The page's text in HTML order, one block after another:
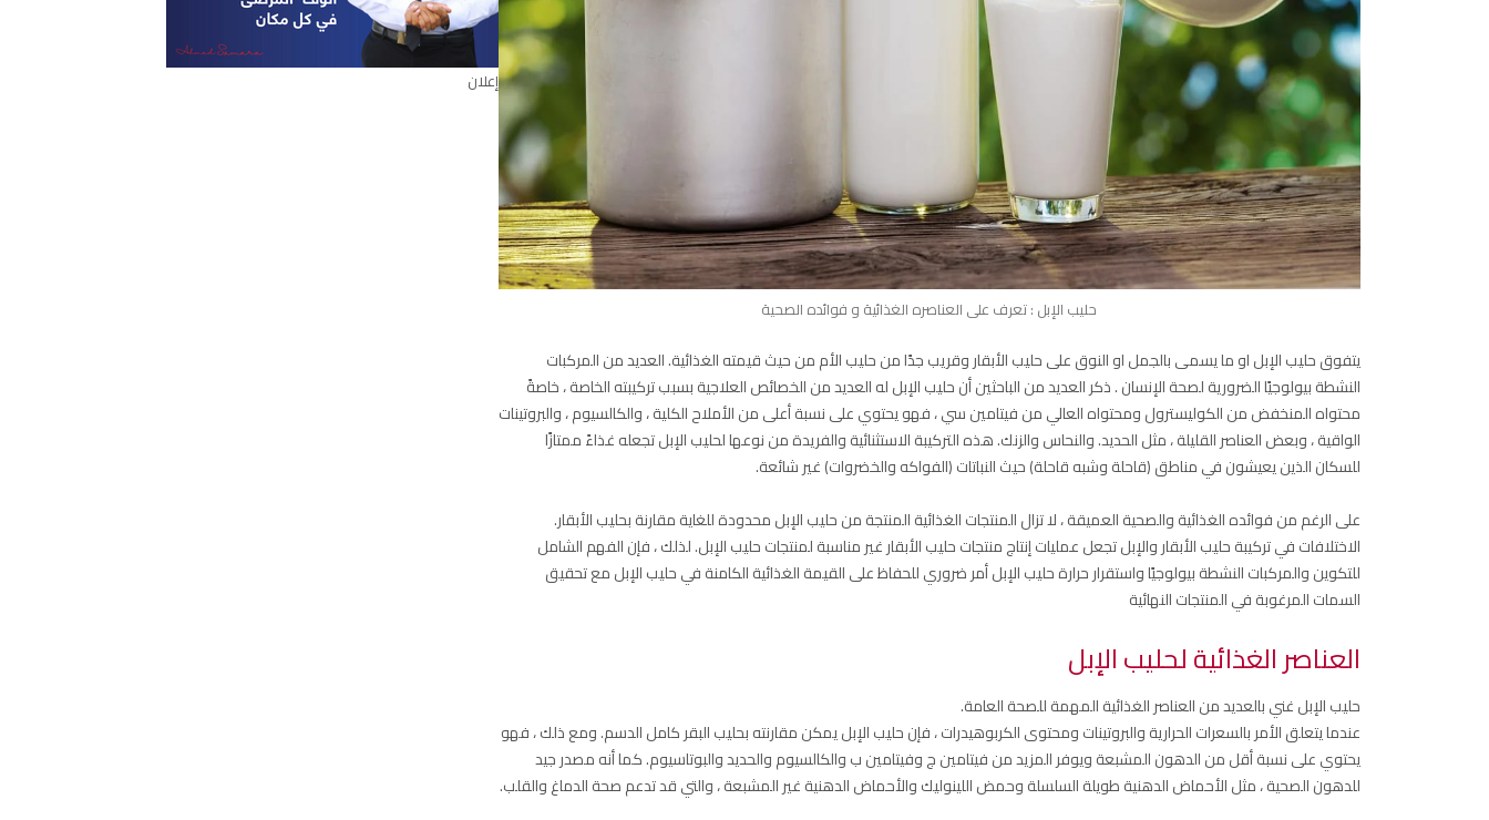
حليب الإبل : تعرف على العناصره الغذائية و فوائده الصحية
يتفوق حليب الإبل او ما يسمى بالجمل او النوق على حليب الأبقار وقريب جدًا من حليب الأم من حيث قيمته الغذائية. العديد من المركبات
النشطة بيولوجيًا الضرورية لصحة الإنسان . ذكر العديد من الباحثين أن حليب الإبل له العديد من الخصائص العلاجية بسبب تركيبته الخاصة ، خاصةً
محتواه المنخفض من الكوليسترول ومحتواه العالي من فيتامين سي ، فهو يحتوي على نسبة أعلى من الأملاح الكلية ، والكالسيوم ، والبروتينات
الواقية ، وبعض العناصر القليلة ، مثل الحديد. والنحاس والزنك. هذه التركيبة الاستثنائية والفريدة من نوعها لحليب الإبل تجعله غذاءً ممتازًا
للسكان الذين يعيشون في مناطق (قاحلة وشبه قاحلة) حيث النباتات (الفواكه والخضروات) غير شائعة.
على الرغم من فوائده الغذائية والصحية العميقة ، لا تزال المنتجات الغذائية المنتجة من حليب الإبل محدودة للغاية مقارنة بحليب الأبقار.
الاختلافات في تركيبة حليب الأبقار والإبل تجعل عمليات إنتاج منتجات حليب الأبقار غير مناسبة لمنتجات حليب الإبل. لذلك ، فإن الفهم الشامل
للتكوين والمركبات النشطة بيولوجيًا واستقرار حرارة حليب الإبل أمر ضروري للحفاظ على القيمة الغذائية الكامنة في حليب الإبل مع تحقيق
السمات المرغوبة في المنتجات النهائية
العناصر الغذائية لحليب الإبل
حليب الإبل غني بالعديد من العناصر الغذائية المهمة للصحة العامة.
عندما يتعلق الأمر بالسعرات الحرارية والبروتينات ومحتوى الكربوهيدرات ، فإن حليب الإبل يمكن مقارنته بحليب البقر كامل الدسم. ومع ذلك ، فهو
يحتوي على نسبة أقل من الدهون المشبعة ويوفر المزيد من فيتامين ج وفيتامين ب والكالسيوم والحديد والبوتاسيوم. كما أنه مصدر جيد
للدهون الصحية ، مثل الأحماض الدهنية طويلة السلسلة وحمض اللينوليك والأحماض الدهنية غير المشبعة ، والتي قد تدعم صحة الدماغ والقلب.
إعلان